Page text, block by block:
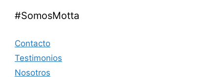
#SomosMotta
Contacto
Testimonios
Nosotros